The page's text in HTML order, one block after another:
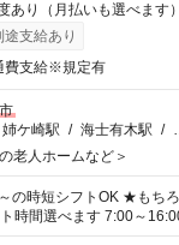
あり（月払いも選べます
払いとなります。
支給あり
費支給※規定有
姉ケ崎駅 / 海士有木駅 /
老人ホームなど＞
OK ★もちろんフルタイムシフトも可
時間選べます 7:00～
場合、他のお仕事と合わせ